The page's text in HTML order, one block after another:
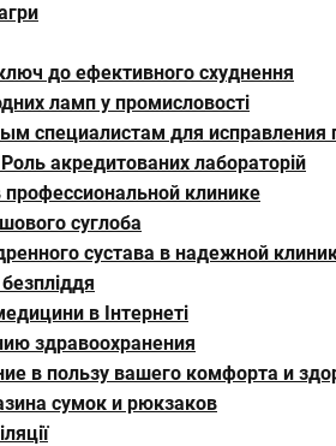
до ефективного схуднення
ламп у промисловості
специалистам для исправления
акредитованих лабораторій
клинике
суглоба
сустава в надежной
в Інтернеті
здравоохранения
в пользу вашего комфорта и
сумок и рюкзаков